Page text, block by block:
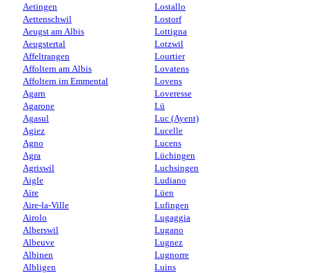
Aetingen
Aettenschwil
Aeugst am Albis
Aeugstertal
Affeltrangen
Affoltern am Albis
Affoltern im Emmental
Agarn
Agarone
Agasul
Agiez
Agno
Agra
Agriswil
Aigle
Aïre
Aire-la-Ville
Airolo
Alberswil
Albeuve
Albinen
Albligen
Lostallo
Lostorf
Lottigna
Lotzwil
Lourtier
Lovatens
Lovens
Loveresse
Lü
Luc (Ayent)
Lucelle
Lucens
Lüchingen
Luchsingen
Ludiano
Lüen
Lufingen
Lugaggia
Lugano
Lugnez
Lugnorre
Luins